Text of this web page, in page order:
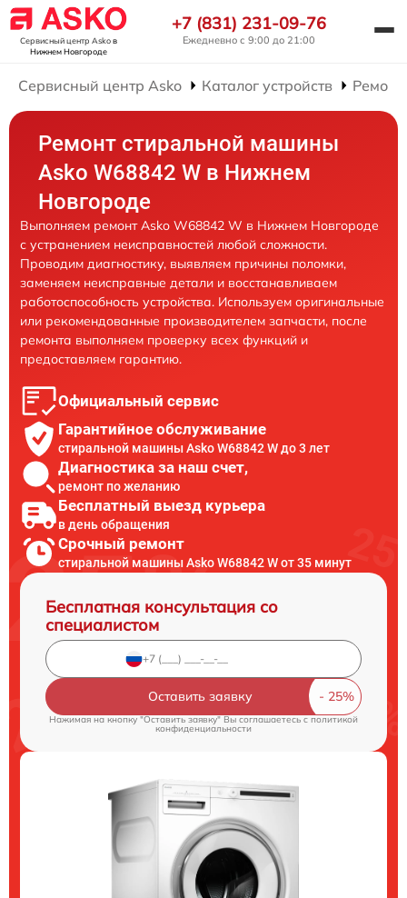
Сервисный центр Askoв
Нижнем Новгороде
+7 (831) 231-09-76
Ежедневно с 9:00 до 21:00
Сервисный центр Asko Каталог устройств
Ремонт стиральной машины
Asko W68842 W в Нижнем
Новгороде
Выполняем ремонт Asko W68842 W в Нижнем Новгороде
с устранением неисправностей любой сложности.
Проводим диагностику, выявляем причины поломки,
заменяем неисправные детали и восстанавливаем
работоспособность устройства. Используем оригинальные
или рекомендованные производителем запчасти, после
ремонта выполняем проверку всех функций и
предоставляем гарантию.
Официальный сервис
Гарантийное обслуживание
стиральной машины Asko W68842 W до 3 лет
Диагностика за наш счет,
ремонт по желанию
Бесплатный выезд курьера
в день обращения
Срочный ремонт
стиральной машины Asko W68842 W от 35 минут
Бесплатная консультация со
специалистом
Оставить заявку
Нажимая на кнопку "Оставить заявку" Вы соглашаетесь cполитикой
конфиденциальности